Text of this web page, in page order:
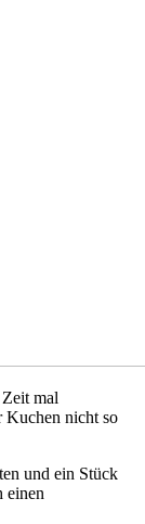
mal
Kuchen nicht so
und ein Stück
einen